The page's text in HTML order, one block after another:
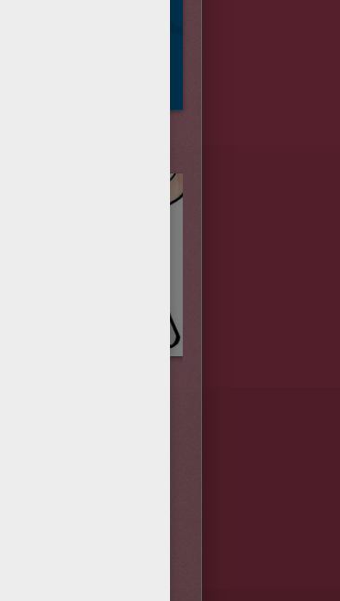
Hellokids. Los
imprimir. Colorea
para proteger el